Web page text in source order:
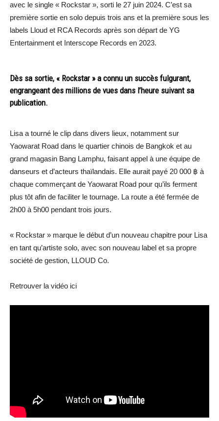
avec le single « Rockstar », sorti le 27 juin 2024. C’est sa
première sortie en solo depuis trois ans et la première sous les
labels Lloud et RCA Records après son départ de YG
Entertainment et Interscope Records en 2023.
Dès sa sortie, « Rockstar » a connu un succès fulgurant,
engrangeant des millions de vues dans l’heure suivant sa
publication.
Lisa a tourné le clip dans divers lieux, notamment sur
Yaowarat Road dans le quartier chinois de Bangkok et au
grand magasin Bang Lamphu, faisant appel à une équipe de
danseurs et d’acteurs thaïlandais. Elle aurait payé 20 000 ฿ à
chaque commerçant de Yaowarat Road pour qu’ils ferment
plus tôt afin de faciliter le tournage. La route a été fermée de
2h00 à 5h00 pendant trois jours.
« Rockstar » marque le début d’un nouveau chapitre pour Lisa
en tant qu’artiste solo, avec son nouveau label et sa propre
société de gestion, LLOUD Co.
Retrouver la vidéo ici